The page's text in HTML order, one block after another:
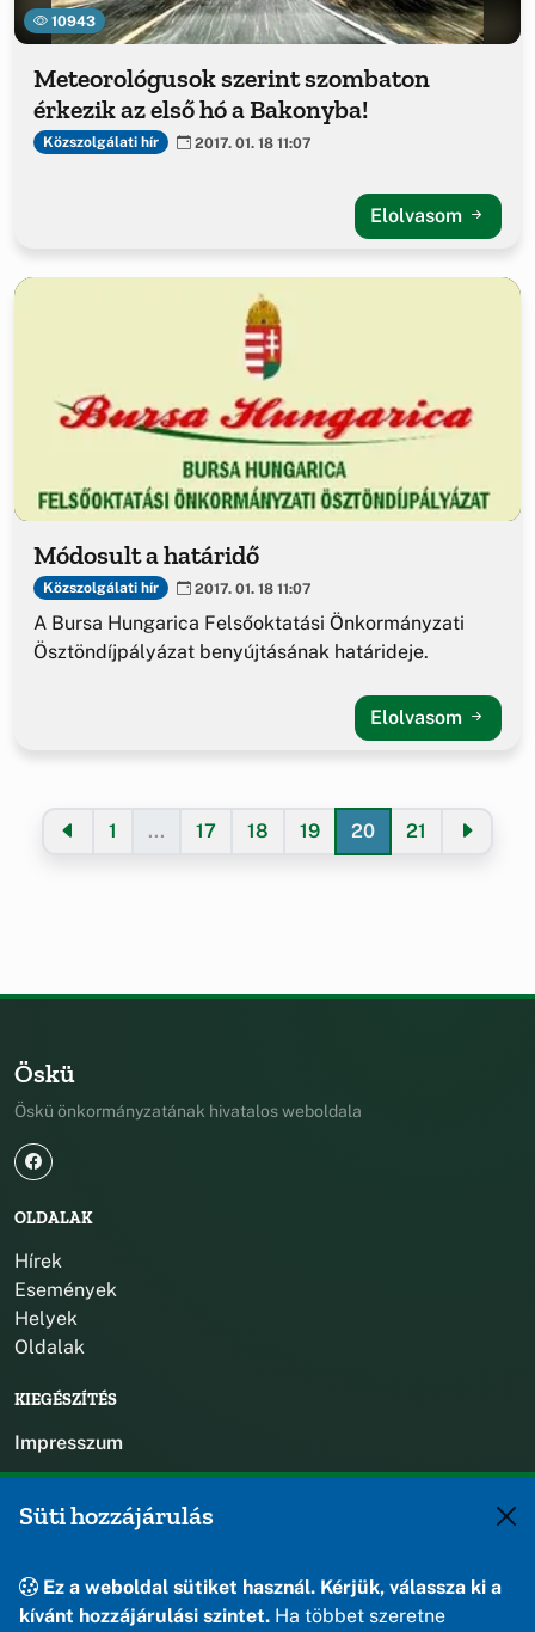
10943
Meteorológusok szerint szombaton
érkezik az első hó a Bakonyba!
Közszolgálati hír 2017. 01. 18 11:07
Elolvasom
Módosult a határidő
Közszolgálati hír 2017. 01. 18 11:07
A Bursa Hungarica Felsőoktatási Önkormányzati
Ösztöndíjpályázat benyújtásának határideje.
Elolvasom
1 ... 17 18 19 20 21
Öskü
Öskü önkormányzatának hivatalos weboldala
OLDALAK
Hírek
Események
Helyek
Oldalak
KIEGÉSZÍTÉS
Impresszum
jegyzo@osku.hu
8191 Öskü, Szabadság tér 1.
Süti hozzájárulás
Ez a weboldal sütiket használ. Kérjük, válassza ki a
kívánt hozzájárulási szintet. Ha többet szeretne